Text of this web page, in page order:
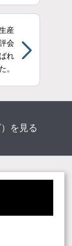
産
会
れ
。
を見る